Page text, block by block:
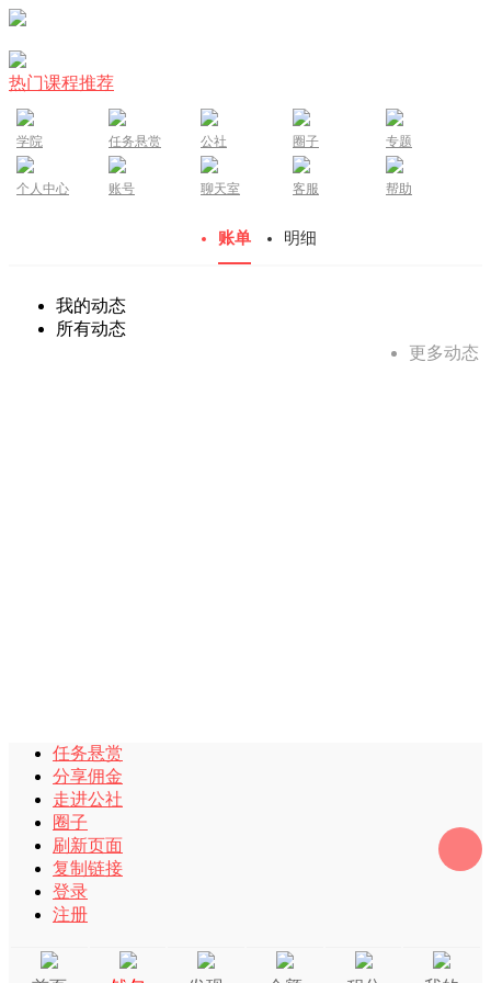
热门课程推荐
学院 任务悬赏 公社 圈子 专题
个人中心 账号 聊天室 客服 帮助
账单 明细
我的动态
所有动态
更多动态
任务悬赏
分享佣金
走进公社
圈子
刷新页面
复制链接
登录
注册